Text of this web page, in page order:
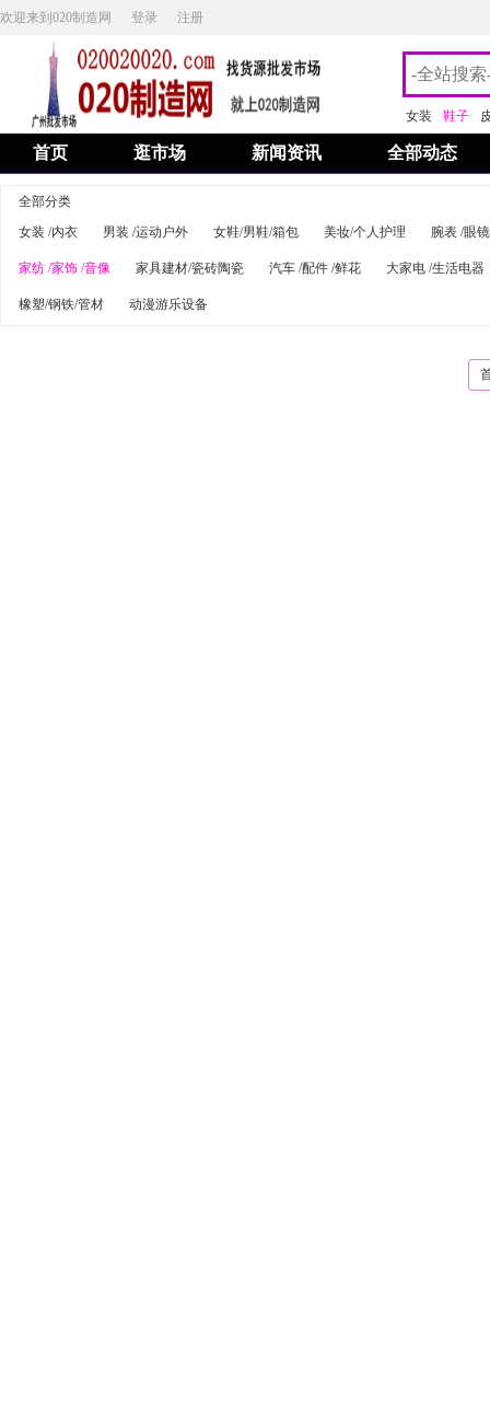
欢迎来到020制造网 登录 注册
女装 鞋子
首页 逛市场 新闻资讯 全部动态
全部分类
女装 /内衣
男装 /运动户外 女鞋/男鞋/箱包 美妆/个人护理 腕表 /眼
家纺 /家饰 /音像 家具建材/瓷砖陶瓷 汽车 /配件 /鲜花 大家电 /生活电器
橡塑/钢铁/管材 动漫游乐设备